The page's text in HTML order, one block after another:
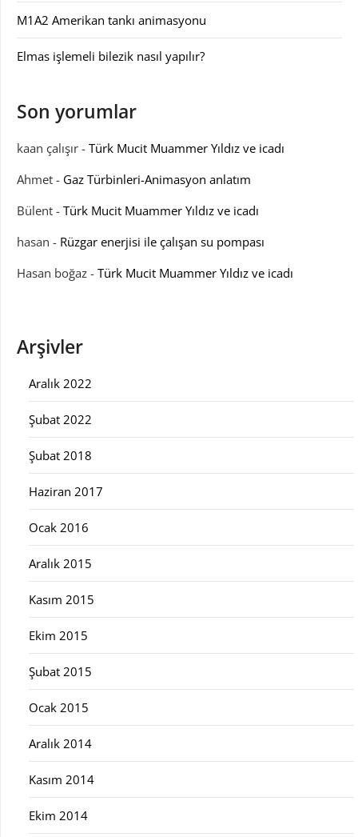
M1A2 Amerikan tankı animasyonu
Elmas işlemeli bilezik nasıl yapılır?
Son yorumlar
kaan çalışır - Türk Mucit Muammer Yıldız ve icadı
Ahmet - Gaz Türbinleri-Animasyon anlatım
Bülent - Türk Mucit Muammer Yıldız ve icadı
hasan - Rüzgar enerjisi ile çalışan su pompası
Hasan boğaz - Türk Mucit Muammer Yıldız ve icadı
Arşivler
Aralık 2022
Şubat 2022
Şubat 2018
Haziran 2017
Ocak 2016
Aralık 2015
Kasım 2015
Ekim 2015
Şubat 2015
Ocak 2015
Aralık 2014
Kasım 2014
Ekim 2014